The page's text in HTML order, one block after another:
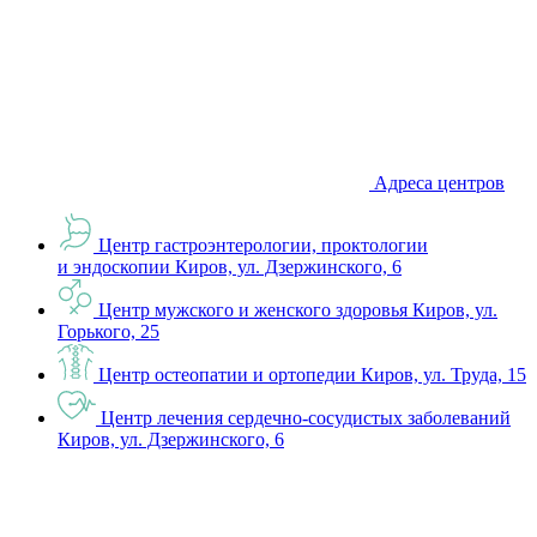
Адреса центров
Центр гастроэнтерологии, проктологии
и эндоскопии Киров, ул. Дзержинского, 6
Центр мужского и женского здоровья Киров, ул.
Горького, 25
Центр остеопатии и ортопедии Киров, ул. Труда, 15
Центр лечения сердечно-сосудистых заболеваний
Киров, ул. Дзержинского, 6